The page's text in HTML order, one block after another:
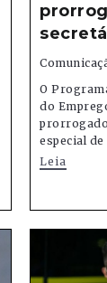
O
do
especial
Leia